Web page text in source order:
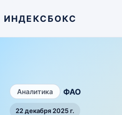
ИНДЕКСБОКС
Аналитика ФАО
22 декабря 2025 г.